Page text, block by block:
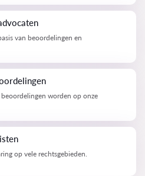
van beoordelingen en
worden op onze
op vele rechtsgebieden.